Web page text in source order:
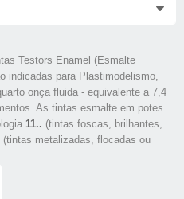
Testors Enamel (Esmalte
indicadas para Plastimodelismo,
onça fluida - equivalente a 7,4
As tintas esmalte em potes
11.. (tintas foscas, brilhantes,
(tintas metalizadas, flocadas ou